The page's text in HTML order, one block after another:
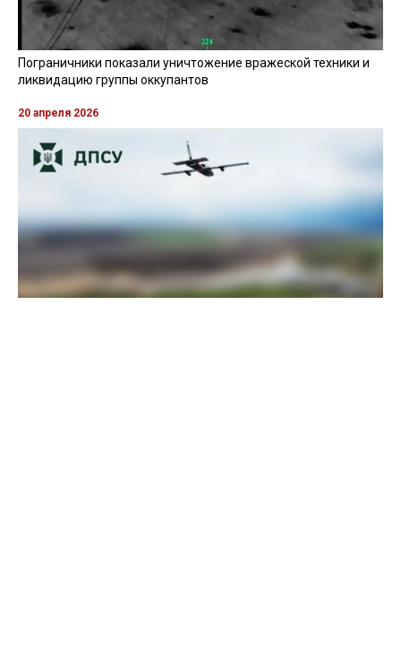
Пограничники показали уничтожение вражеской техники и
ликвидацию группы оккупантов
20 апреля 2026